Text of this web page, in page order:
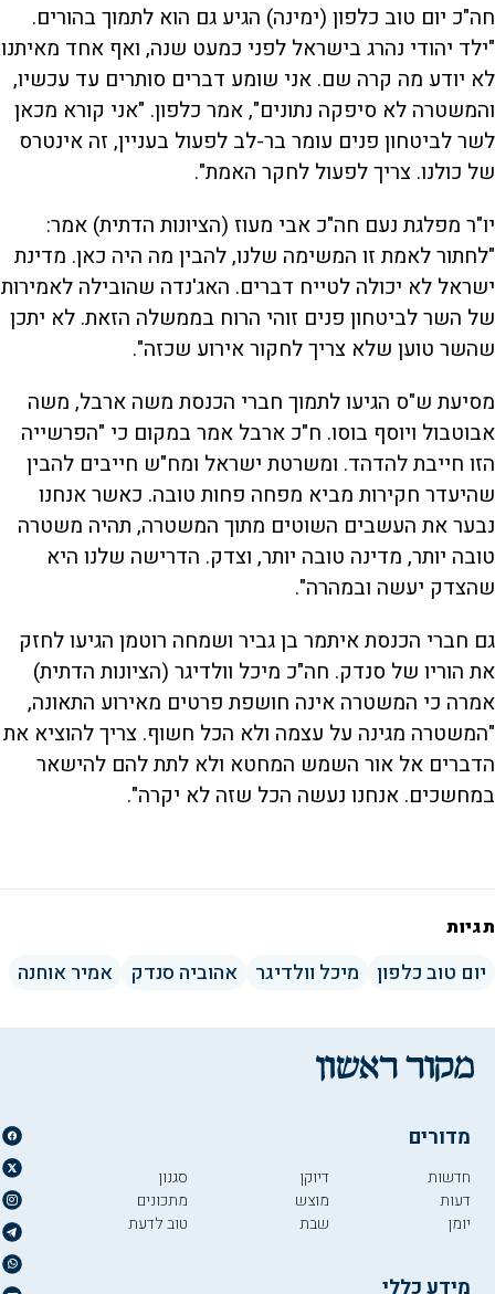
חה"כ יום טוב כלפון (ימינה) הגיע גם הוא לתמוך בהורים.
"ילד יהודי נהרג בישראל לפני כמעט שנה, ואף אחד מאיתנו
לא יודע מה קרה שם. אני שומע דברים סותרים עד עכשיו,
והמשטרה לא סיפקה נתונים", אמר כלפון. "אני קורא מכאן
לשר לביטחון פנים עומר בר-לב לפעול בעניין, זה אינטרס
של כולנו. צריך לפעול לחקר האמת".
יו"ר מפלגת נעם חה"כ אבי מעוז (הציונות הדתית) אמר:
"לחתור לאמת זו המשימה שלנו, להבין מה היה כאן. מדינת
ישראל לא יכולה לטייח דברים. האג'נדה שהובילה לאמירות
של השר לביטחון פנים זוהי הרוח בממשלה הזאת. לא יתכן
שהשר טוען שלא צריך לחקור אירוע שכזה".
מסיעת ש"ס הגיעו לתמוך חברי הכנסת משה ארבל, משה
אבוטבול ויוסף בוסו. ח"כ ארבל אמר במקום כי "הפרשייה
הזו חייבת להדהד. ומשרטת ישראל ומח"ש חייבים להבין
שהיעדר חקירות מביא מפחה פחות טובה. כאשר אנחנו
נבער את העשבים השוטים מתוך המשטרה, תהיה משטרה
טובה יותר, מדינה טובה יותר, וצדק. הדרישה שלנו היא
שהצדק יעשה ובמהרה".
גם חברי הכנסת איתמר בן גביר ושמחה רוטמן הגיעו לחזק
את הוריו של סנדק. חה"כ מיכל וולדיגר (הציונות הדתית)
אמרה כי המשטרה אינה חושפת פרטים מאירוע התאונה,
"המשטרה מגינה על עצמה ולא הכל חשוף. צריך להוציא את
הדברים אל אור השמש המחטא ולא לתת להם להישאר
במחשכים. אנחנו נעשה הכל שזה לא יקרה".
תגיות
יום טוב כלפון מיכל וולדיגר אהוביה סנדק אמיר אוחנה
מדורים
חדשות
דעות
יומן
דיוקן
מוצש
שבת
סגנון
מתכונים
טוב לדעת